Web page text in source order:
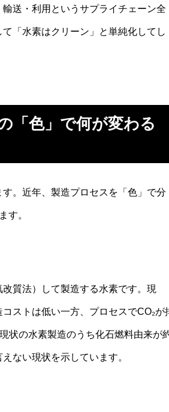
送・利用というサプライチェーン全
「水素はクリーン」と単純化してし
「色」で何が変わる
。近年、製造プロセスを「色」で分
す。
質法）して製造する水素です。現
ストは低い一方、プロセスでCO₂が
状の水素製造のうち化石燃料由来が
ない現状を示しています。